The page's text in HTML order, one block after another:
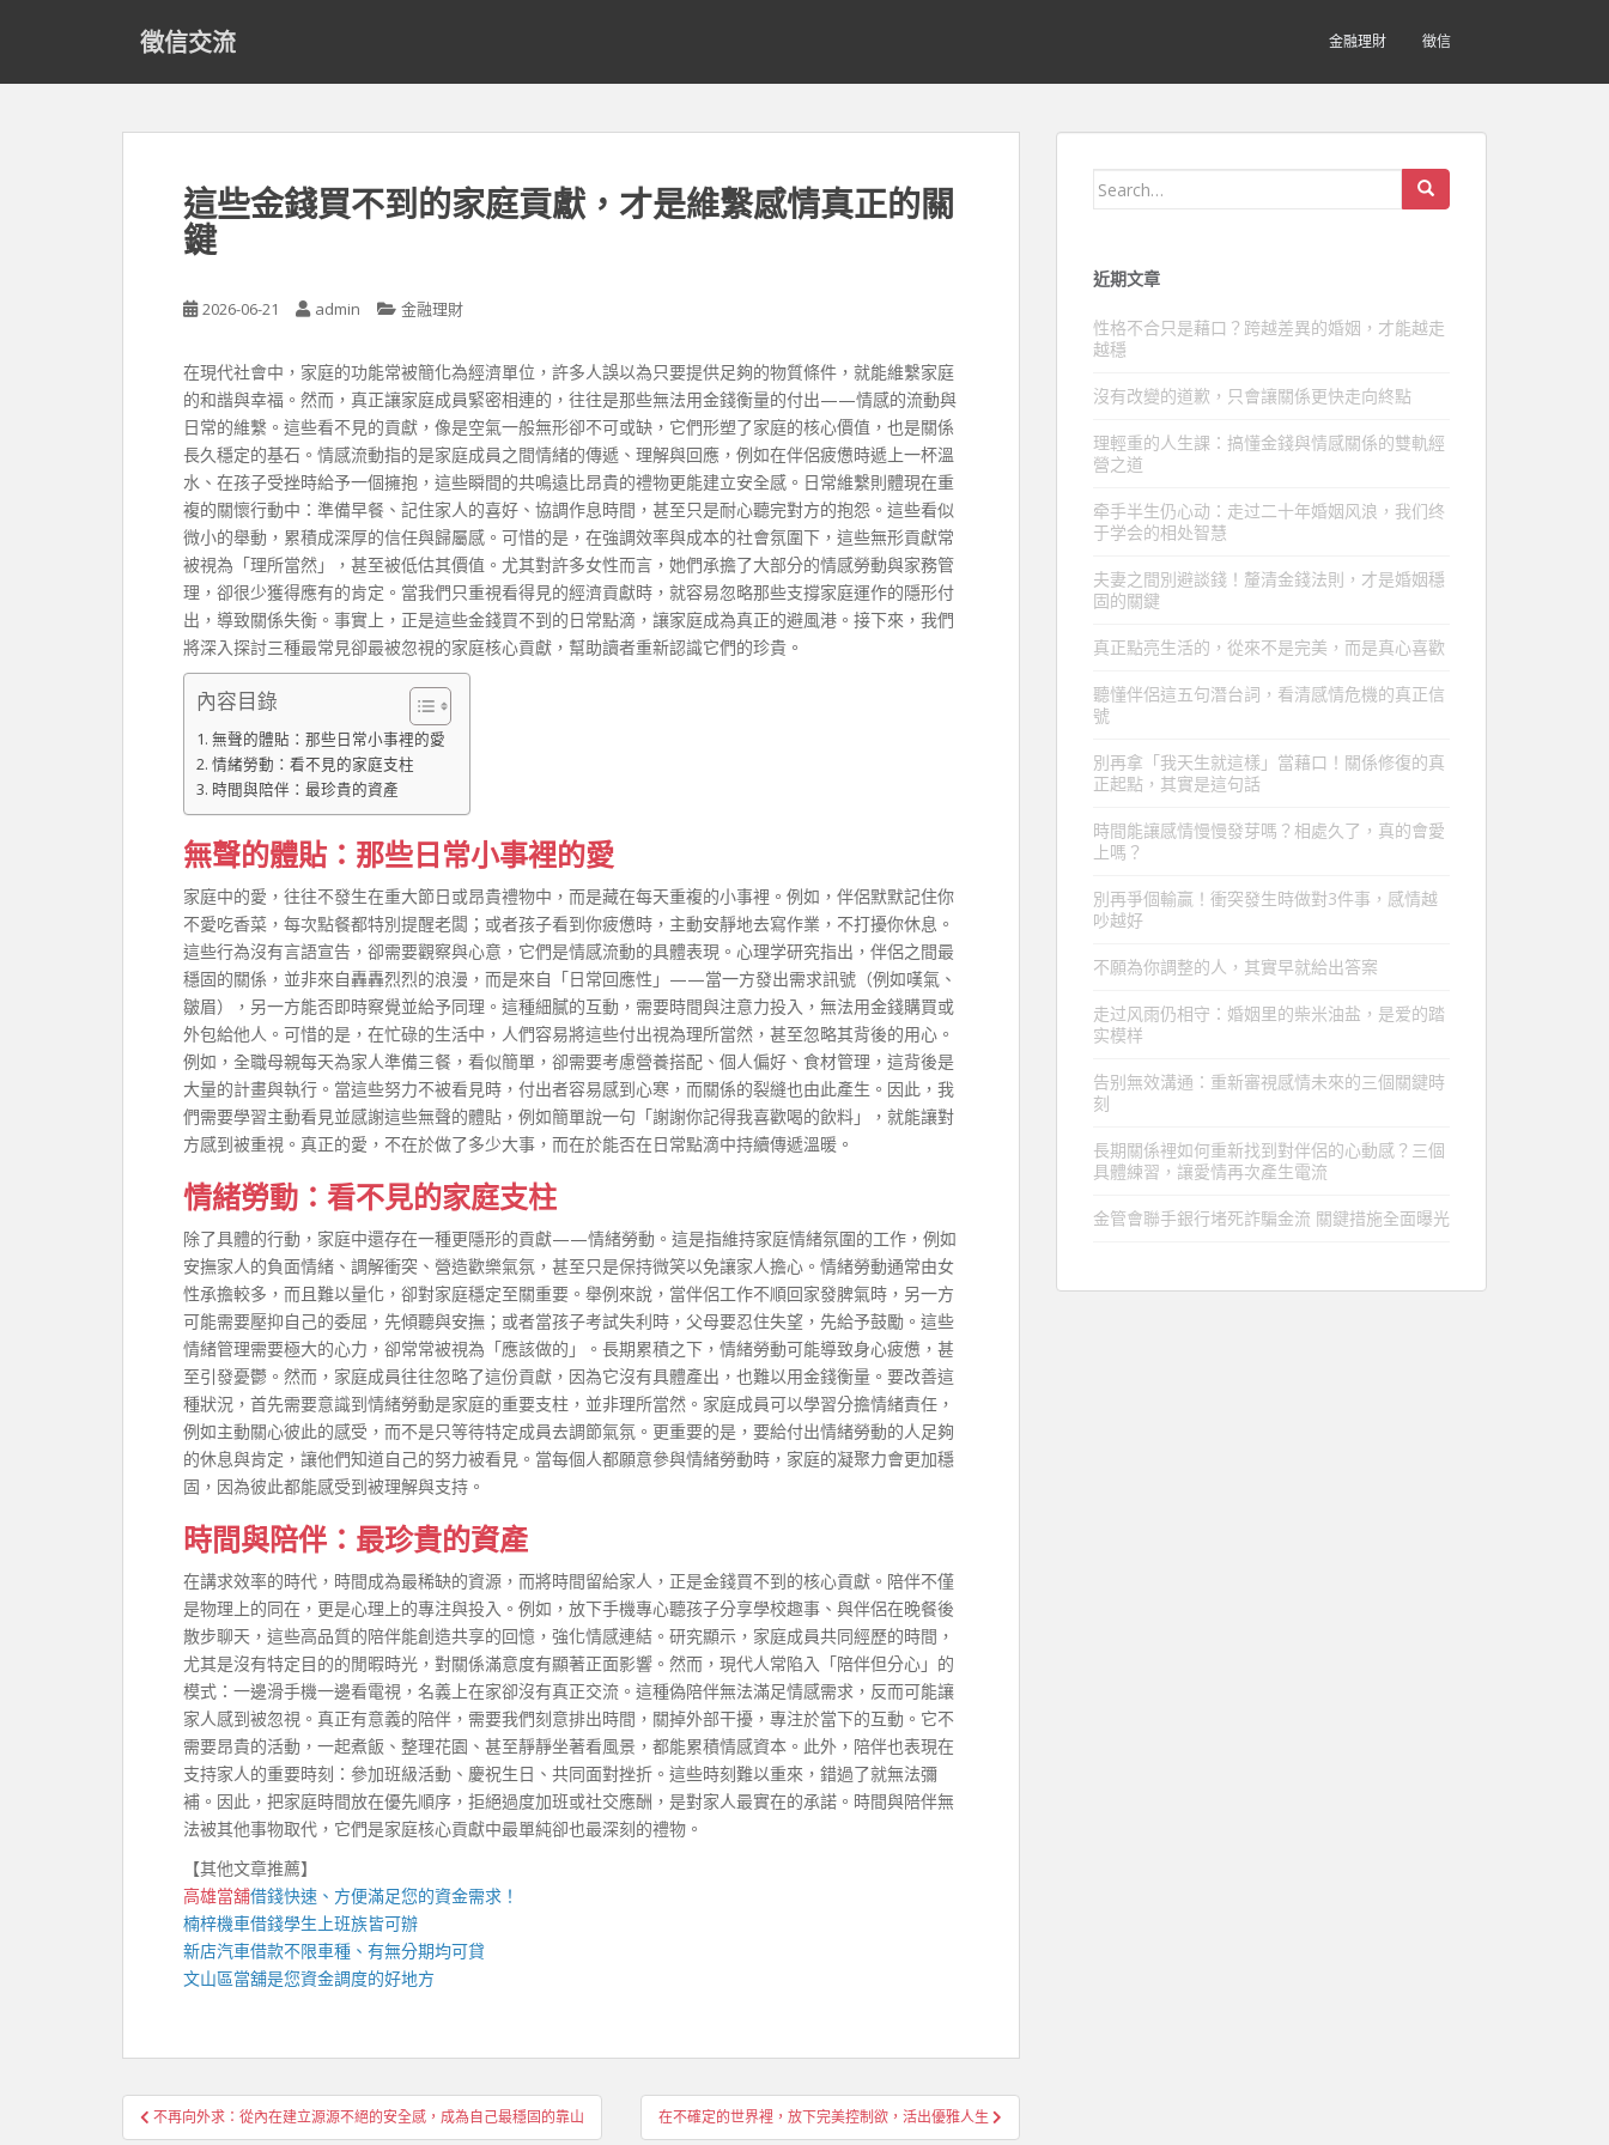
徵信交流 金融理財 徵信
這些金錢買不到的家庭貢獻，才是維繫感情真正的關
鍵
2026-06-21 admin 金融理財
在現代社會中，家庭的功能常被簡化為經濟單位，許多人誤以為只要提供足夠的物質條件，就能維繫家庭
的和諧與幸福。然而，真正讓家庭成員緊密相連的，往往是那些無法用金錢衡量的付出——情感的流動與
日常的維繫。這些看不見的貢獻，像是空氣一般無形卻不可或缺，它們形塑了家庭的核心價值，也是關係
長久穩定的基石。情感流動指的是家庭成員之間情緒的傳遞、理解與回應，例如在伴侶疲憊時遞上一杯溫
水、在孩子受挫時給予一個擁抱，這些瞬間的共鳴遠比昂貴的禮物更能建立安全感。日常維繫則體現在重
複的關懷行動中：準備早餐、記住家人的喜好、協調作息時間，甚至只是耐心聽完對方的抱怨。這些看似
微小的舉動，累積成深厚的信任與歸屬感。可惜的是，在強調效率與成本的社會氛圍下，這些無形貢獻常
被視為「理所當然」，甚至被低估其價值。尤其對許多女性而言，她們承擔了大部分的情感勞動與家務管
理，卻很少獲得應有的肯定。當我們只重視看得見的經濟貢獻時，就容易忽略那些支撐家庭運作的隱形付
出，導致關係失衡。事實上，正是這些金錢買不到的日常點滴，讓家庭成為真正的避風港。接下來，我們
將深入探討三種最常見卻最被忽視的家庭核心貢獻，幫助讀者重新認識它們的珍貴。
內容目錄
無聲的體貼：那些日常小事裡的愛
情緒勞動：看不見的家庭支柱
時間與陪伴：最珍貴的資產
無聲的體貼：那些日常小事裡的愛
家庭中的愛，往往不發生在重大節日或昂貴禮物中，而是藏在每天重複的小事裡。例如，伴侶默默記住你
不愛吃香菜，每次點餐都特別提醒老闆；或者孩子看到你疲憊時，主動安靜地去寫作業，不打擾你休息。
這些行為沒有言語宣告，卻需要觀察與心意，它們是情感流動的具體表現。心理学研究指出，伴侶之間最
穩固的關係，並非來自轟轟烈烈的浪漫，而是來自「日常回應性」——當一方發出需求訊號（例如嘆氣、
皺眉），另一方能否即時察覺並給予同理。這種細膩的互動，需要時間與注意力投入，無法用金錢購買或
外包給他人。可惜的是，在忙碌的生活中，人們容易將這些付出視為理所當然，甚至忽略其背後的用心。
例如，全職母親每天為家人準備三餐，看似簡單，卻需要考慮營養搭配、個人偏好、食材管理，這背後是
大量的計畫與執行。當這些努力不被看見時，付出者容易感到心寒，而關係的裂縫也由此產生。因此，我
們需要學習主動看見並感謝這些無聲的體貼，例如簡單說一句「謝謝你記得我喜歡喝的飲料」，就能讓對
方感到被重視。真正的愛，不在於做了多少大事，而在於能否在日常點滴中持續傳遞溫暖。
情緒勞動：看不見的家庭支柱
除了具體的行動，家庭中還存在一種更隱形的貢獻——情緒勞動。這是指維持家庭情緒氛圍的工作，例如
安撫家人的負面情緒、調解衝突、營造歡樂氣氛，甚至只是保持微笑以免讓家人擔心。情緒勞動通常由女
性承擔較多，而且難以量化，卻對家庭穩定至關重要。舉例來說，當伴侶工作不順回家發脾氣時，另一方
可能需要壓抑自己的委屈，先傾聽與安撫；或者當孩子考試失利時，父母要忍住失望，先給予鼓勵。這些
情緒管理需要極大的心力，卻常常被視為「應該做的」。長期累積之下，情緒勞動可能導致身心疲憊，甚
至引發憂鬱。然而，家庭成員往往忽略了這份貢獻，因為它沒有具體產出，也難以用金錢衡量。要改善這
種狀況，首先需要意識到情緒勞動是家庭的重要支柱，並非理所當然。家庭成員可以學習分擔情緒責任，
例如主動關心彼此的感受，而不是只等待特定成員去調節氣氛。更重要的是，要給付出情緒勞動的人足夠
的休息與肯定，讓他們知道自己的努力被看見。當每個人都願意參與情緒勞動時，家庭的凝聚力會更加穩
固，因為彼此都能感受到被理解與支持。
時間與陪伴：最珍貴的資產
在講求效率的時代，時間成為最稀缺的資源，而將時間留給家人，正是金錢買不到的核心貢獻。陪伴不僅
是物理上的同在，更是心理上的專注與投入。例如，放下手機專心聽孩子分享學校趣事、與伴侶在晚餐後
散步聊天，這些高品質的陪伴能創造共享的回憶，強化情感連結。研究顯示，家庭成員共同經歷的時間，
尤其是沒有特定目的的閒暇時光，對關係滿意度有顯著正面影響。然而，現代人常陷入「陪伴但分心」的
模式：一邊滑手機一邊看電視，名義上在家卻沒有真正交流。這種偽陪伴無法滿足情感需求，反而可能讓
家人感到被忽視。真正有意義的陪伴，需要我們刻意排出時間，關掉外部干擾，專注於當下的互動。它不
需要昂貴的活動，一起煮飯、整理花園、甚至靜靜坐著看風景，都能累積情感資本。此外，陪伴也表現在
支持家人的重要時刻：參加班級活動、慶祝生日、共同面對挫折。這些時刻難以重來，錯過了就無法彌
補。因此，把家庭時間放在優先順序，拒絕過度加班或社交應酬，是對家人最實在的承諾。時間與陪伴無
法被其他事物取代，它們是家庭核心貢獻中最單純卻也最深刻的禮物。
【其他文章推薦】
高雄當舖借錢快速、方便滿足您的資金需求！
楠梓機車借錢學生上班族皆可辦
新店汽車借款不限車種、有無分期均可貸
文山區當舖是您資金調度的好地方
文不再向外求：從內在建立源源不絕的安全感，成為自己最穩固的靠山 在不確定的世界裡，放下完美控制欲，活出優雅人生
Search
近期文章
性格不合只是藉口？跨越差異的婚姻，才能越走
越穩
沒有改變的道歉，只會讓關係更快走向終點
理輕重的人生課：搞懂金錢與情感關係的雙軌經
營之道
牵手半生仍心动：走过二十年婚姻风浪，我们终
于学会的相处智慧
夫妻之間別避談錢！釐清金錢法則，才是婚姻穩
固的關鍵
真正點亮生活的，從來不是完美，而是真心喜歡
聽懂伴侶這五句潛台詞，看清感情危機的真正信
號
別再拿「我天生就這樣」當藉口！關係修復的真
正起點，其實是這句話
時間能讓感情慢慢發芽嗎？相處久了，真的會愛
上嗎？
別再爭個輸贏！衝突發生時做對3件事，感情越
吵越好
不願為你調整的人，其實早就給出答案
走过风雨仍相守：婚姻里的柴米油盐，是爱的踏
实模样
告别無效溝通：重新審視感情未來的三個關鍵時
刻
長期關係裡如何重新找到對伴侶的心動感？三個
具體練習，讓愛情再次產生電流
金管會聯手銀行堵死詐騙金流 關鍵措施全面曝光